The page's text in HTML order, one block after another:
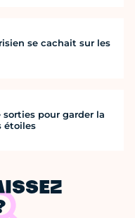
se cachait sur les
sorties pour garder la
étoiles